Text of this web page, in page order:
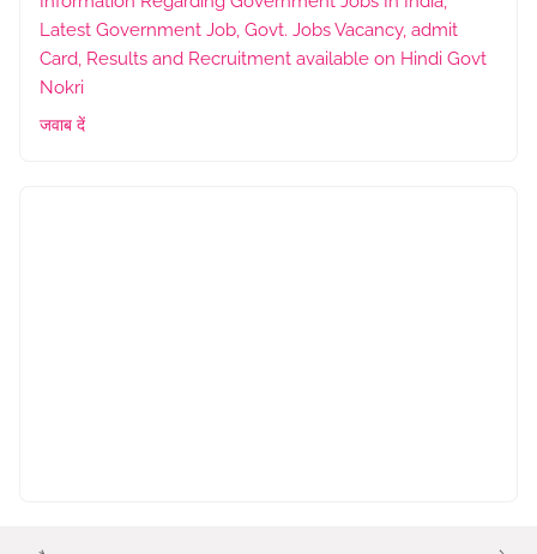
Latest Government Job, Govt. Jobs Vacancy, admit
Card, Results and Recruitment available on Hindi Govt
Nokri
जवाब दें